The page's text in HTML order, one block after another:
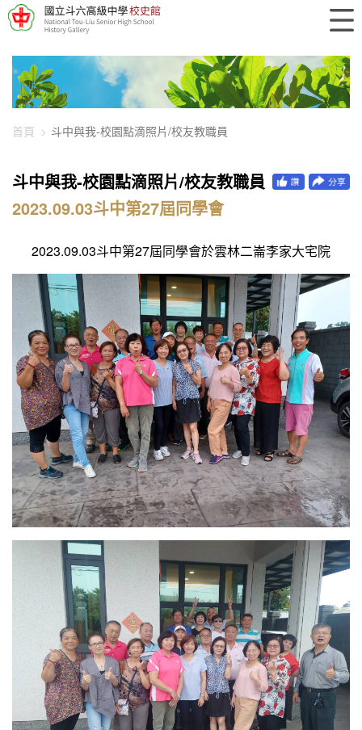
448-1909
首頁 斗中與我-校園點滴照片/校友教職員
斗中與我-校園點滴照片/校友教職員
2023.09.03斗中第27屆同學會
2023.09.03斗中第27屆同學會於雲林二崙李家大宅院